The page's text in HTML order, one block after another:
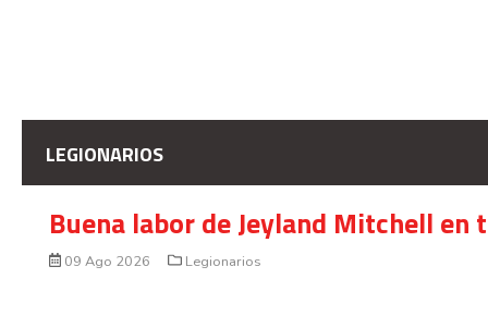
Buena labor de Jeyland Mitchell